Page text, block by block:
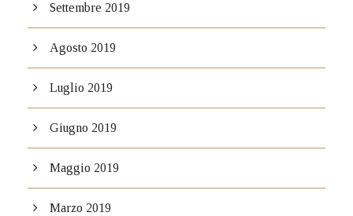
Settembre 2019
Agosto 2019
Luglio 2019
Giugno 2019
Maggio 2019
Marzo 2019